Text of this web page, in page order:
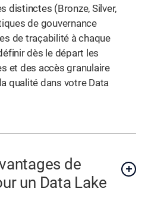
distinctes (Bronze, Silver,
de gouvernance
de traçabilité à chaque
dès le départ les
et des accès granulaire
qualité dans votre Data
de
un Data Lake